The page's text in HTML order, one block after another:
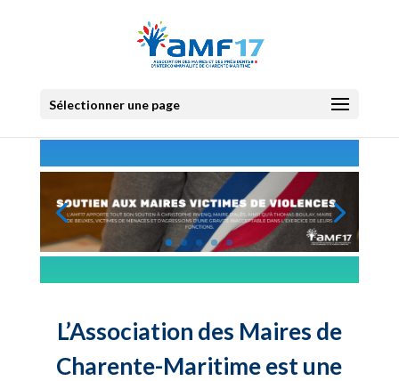
Sélectionner une page
L’Association des Maires de
Charente-Maritime est une